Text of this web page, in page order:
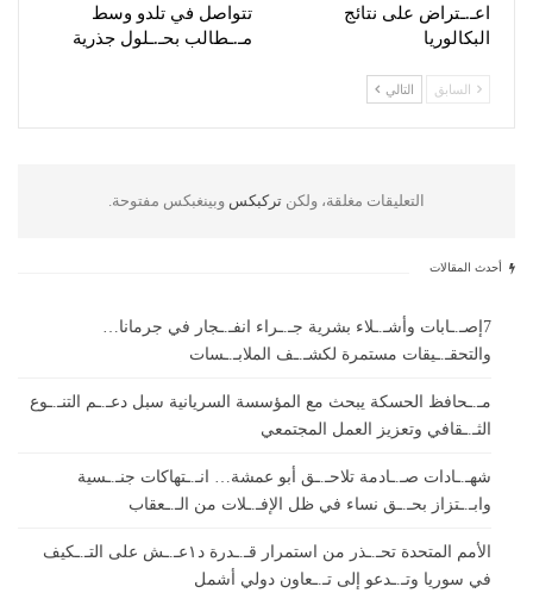
اعـ.ـتراض على نتائج
البكالوريا
تتواصل في تلدو وسط
مـ.ـطالب بحـ.ـلول جذرية
السابق التالي
التعليقات مغلقة، ولكن تركبكس وبينغبكس مفتوحة.
أحدث المقالات
7إصـ.ـابات وأشـ.ـلاء بشرية جـ.ـراء انفـ.ـجار في جرمانا…
والتحقـ.ـيقات مستمرة لكشـ.ـف الملابـ.ـسات
مـ.ـحافظ الحسكة يبحث مع المؤسسة السريانية سبل دعـ.ـم التنـ.ـوع
الثـ.ـقافي وتعزيز العمل المجتمعي
شهـ.ـادات صـ.ـادمة تلاحـ.ـق أبو عمشة… انـ.ـتهاكات جنـ.ـسية
وابـ.ـتزاز بحـ.ـق نساء في ظل الإفـ.ـلات من الـ.ـعقاب
الأمم المتحدة تحـ.ـذر من استمرار قـ.ـدرة د١عـ.ـش على التـ.ـكيف
في سوريا وتـ.ـدعو إلى تـ.ـعاون دولي أشمل